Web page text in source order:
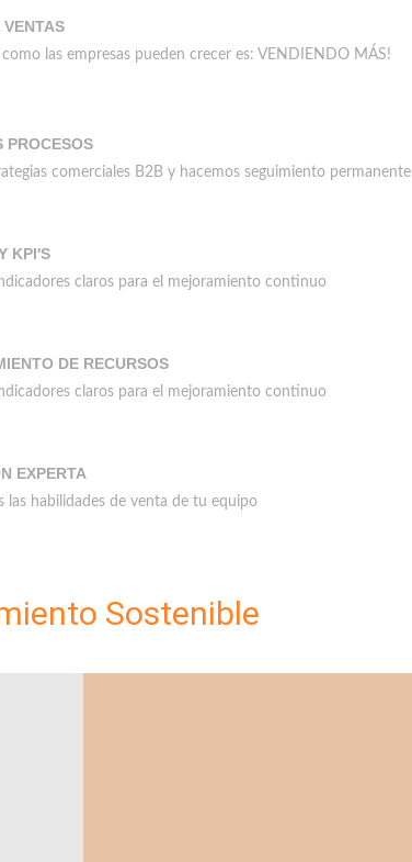
como las empresas pueden crecer es: VENDIENDO MÁS!
PROCESOS
comerciales B2B y hacemos seguimiento permanente
KPI'S
claros para el mejoramiento continuo
DE RECURSOS
claros para el mejoramiento continuo
EXPERTA
las habilidades de venta de tu equipo
Sostenible